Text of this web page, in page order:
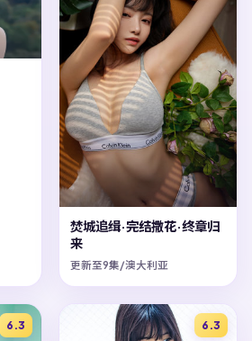
焚城追缉·完结撒花·终章归
来
更新至9集/澳大利亚
6.3 6.3